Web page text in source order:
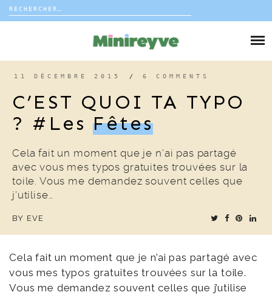
Rechercher :
VIE DE FAMILLE
DÉCO
COUP DE COEUR
11 DÉCEMBRE 2015 / 6 COMMENTS
C’EST QUOI TA TYPO
? #lesFêtes
Cela fait un moment que je n’ai pas partagé
avec vous mes typos gratuites trouvées sur la
toile. Vous me demandez souvent celles que
j’utilise…
BY EVE
Cela fait un moment que je n’ai pas partagé avec
vous mes typos gratuites trouvées sur la toile.
Vous me demandez souvent celles que j’utilise